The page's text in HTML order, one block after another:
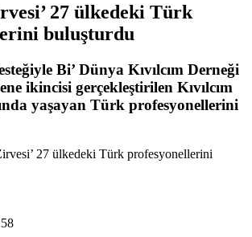
27 ülkedeki Türk
buluşturdu
Bi’ Dünya Kıvılcım Derneği
ikincisi gerçekleştirilen Kıvılcım
yaşayan Türk profesyonellerini